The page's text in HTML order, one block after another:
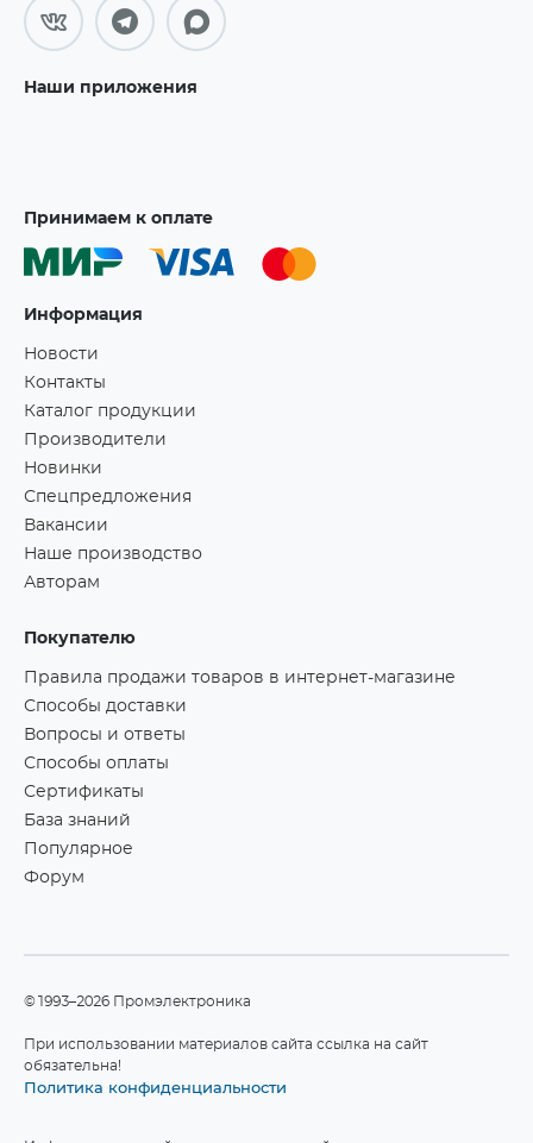
Наши приложения
Принимаем к оплате
Информация
Новости
Контакты
Каталог продукции
Производители
Новинки
Спецпредложения
Вакансии
Наше производство
Авторам
Покупателю
Правила продажи товаров в интернет-магазине
Способы доставки
Вопросы и ответы
Способы оплаты
Сертификаты
База знаний
Популярное
Форум
©1993–2026 Промэлектроника
При использовании материалов сайта ссылка на сайт
обязательна!
Политика конфиденциальности